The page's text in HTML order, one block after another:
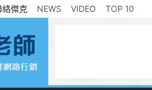
絡傑克 NEWS VIDEO TOP 10